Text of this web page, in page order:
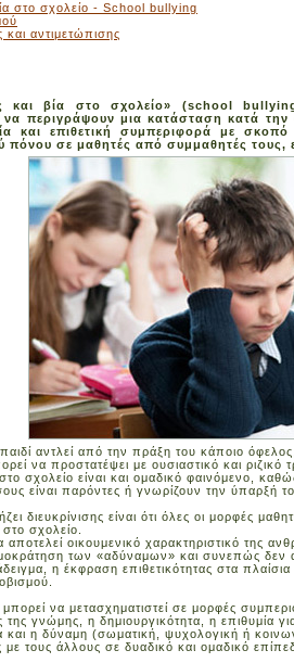
στο σχολείο - School bullying
αντιμετώπισης
και βία στο σχολείο» (school
να περιγράψουν μια κατάσταση κατά
και επιθετική συμπεριφορά με
πόνου σε μαθητές από συμμαθητές τους,
αντλεί από την πράξη του κάποιο
να προστατέψει με ουσιαστικό και ριζικό
σχολείο είναι και ομαδικό φαινόμενο,
είναι παρόντες ή γνωρίζουν την ύπαρξή
διευκρίνισης είναι ότι όλες οι μορφές
σχολείο.
αποτελεί οικουμενικό χαρακτηριστικό της
των «αδύναμων» και συνεπώς δεν
η έκφραση επιθετικότητας στα πλαίσια
μπορεί να μετασχηματιστεί σε μορφές
γνώμης, η δημιουργικότητα, η επιθυμία
και η δύναμη (σωματική, ψυχολογική ή
τους άλλους σε δυαδικό και ομαδικό